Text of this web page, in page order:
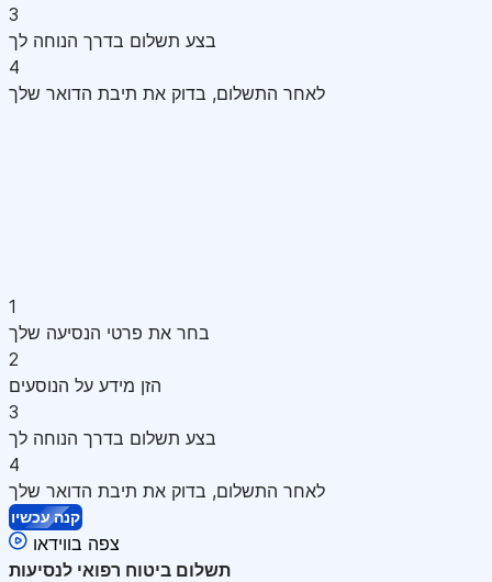
3
בצע תשלום בדרך הנוחה לך
4
לאחר התשלום, בדוק את תיבת הדואר שלך
1
בחר את פרטי הנסיעה שלך
2
הזן מידע על הנוסעים
3
בצע תשלום בדרך הנוחה לך
4
לאחר התשלום, בדוק את תיבת הדואר שלך
קנה עכשיו
צפה בווידאו
תשלום ביטוח רפואי לנסיעות